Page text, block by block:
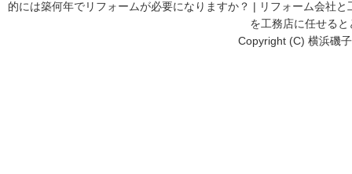
的には築何年でリフォームが必要になりますか？ | リフォーム会社
を工務店に任せる
Copyright (C) 横浜磯